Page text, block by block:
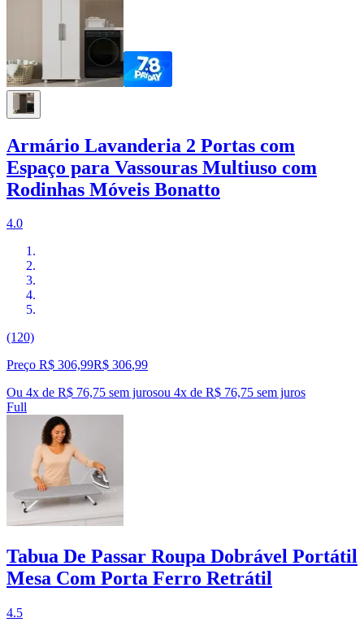
Armário Lavanderia 2 Portas com
Espaço para Vassouras Multiuso com
Rodinhas Móveis Bonatto
4.0
(120)
Preço R$ 306,99R$ 306,99
Ou 4x de R$ 76,75 sem jurosou 4x de R$ 76,75 sem juros
Full
Tabua De Passar Roupa Dobrável Portátil
Mesa Com Porta Ferro Retrátil
4.5